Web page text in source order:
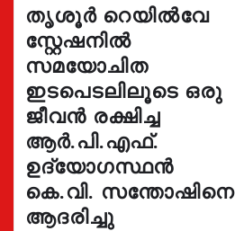
തൃശൂർ റെയിൽവേ
സ്റ്റേഷനിൽ
സമയോചിത
ഇടപെടലിലൂടെ ഒരു
ജീവൻ രക്ഷിച്ച
ആർ.പി.എഫ്.
ഉദ്യോഗസ്ഥൻ
കെ.വി. സന്തോഷിനെ
ആദരിച്ചു